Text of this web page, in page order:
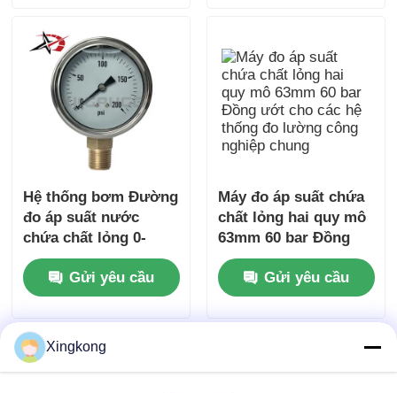
Hệ thống bơm Đường
đo áp suất nước
chứa chất lỏng 0-
200PSI 63mm
Stainless Brass ướt
cho thiết bị giám sát
thủy lực
Gửi yêu cầu
Máy đo áp suất chứa
chất lỏng hai quy mô
63mm 60 bar Đồng
ướt cho các hệ thống
đo lường công
nghiệp chung
Gửi yêu cầu
Xingkong